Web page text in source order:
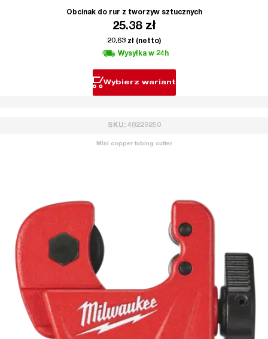
Obcinak do rur z tworzyw sztucznych
25.38 zł
20.63 zł (netto)
Wysyłka w 24h
Wybierz wariant
SKU: 48229250
Mini copper tubing cutter